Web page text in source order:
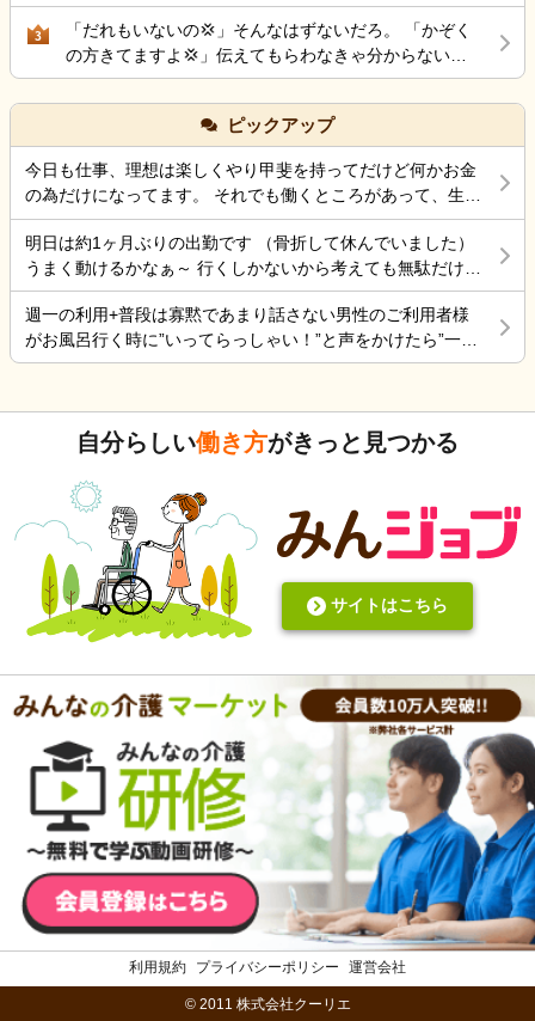
と思っています。 訪問介護の需要はそこまで減ってい
ますか？
3
「だれもいないの💢」そんなはずないだろ。 「かぞく
の方きてますよ💢」伝えてもらわなきゃ分からないだ
ろ。 職員あるあるなんだろうけど、無意味にトゲトゲ
してるおばさんって何の得があってそうするんだろ。
ピックアップ
今日も仕事、理想は楽しくやり甲斐を持ってだけど何かお金
の為だけになってます。 それでも働くところがあって、生き
ていけているのでましなのでしょうね。 一番辛いのは、お金
がなく職探ししている時だったので今日も頑張ろうと思う。
それにしても古株は、好き勝手だから楽しそうです。私も古
株の時は、そんなに仕事行くのが辛くなく毎日そこそこ楽し
くやっていました。 転職は後悔はしていませんが、誰もが上
手くいかないのは確かですね。 そんなつぶやきです、では仕
明日は約1ヶ月ぶりの出勤です （骨折して休んでいました）
うまく動けるかなぁ～ 行くしかないから考えても無駄だけど
不安！
週一の利用+普段は寡黙であまり話さない男性のご利用者様
がお風呂行く時に”いってらっしゃい！”と声をかけたら”一緒
に行く？！？”と返してくれた。 そういう想像を上回るよう
4ヶ月弱しか経ってないけど。
自分らしい働き方がきっと見つかる
サイトはこちら
利用規約 プライバシーポリシー 運営会社
© 2011 株式会社クーリエ